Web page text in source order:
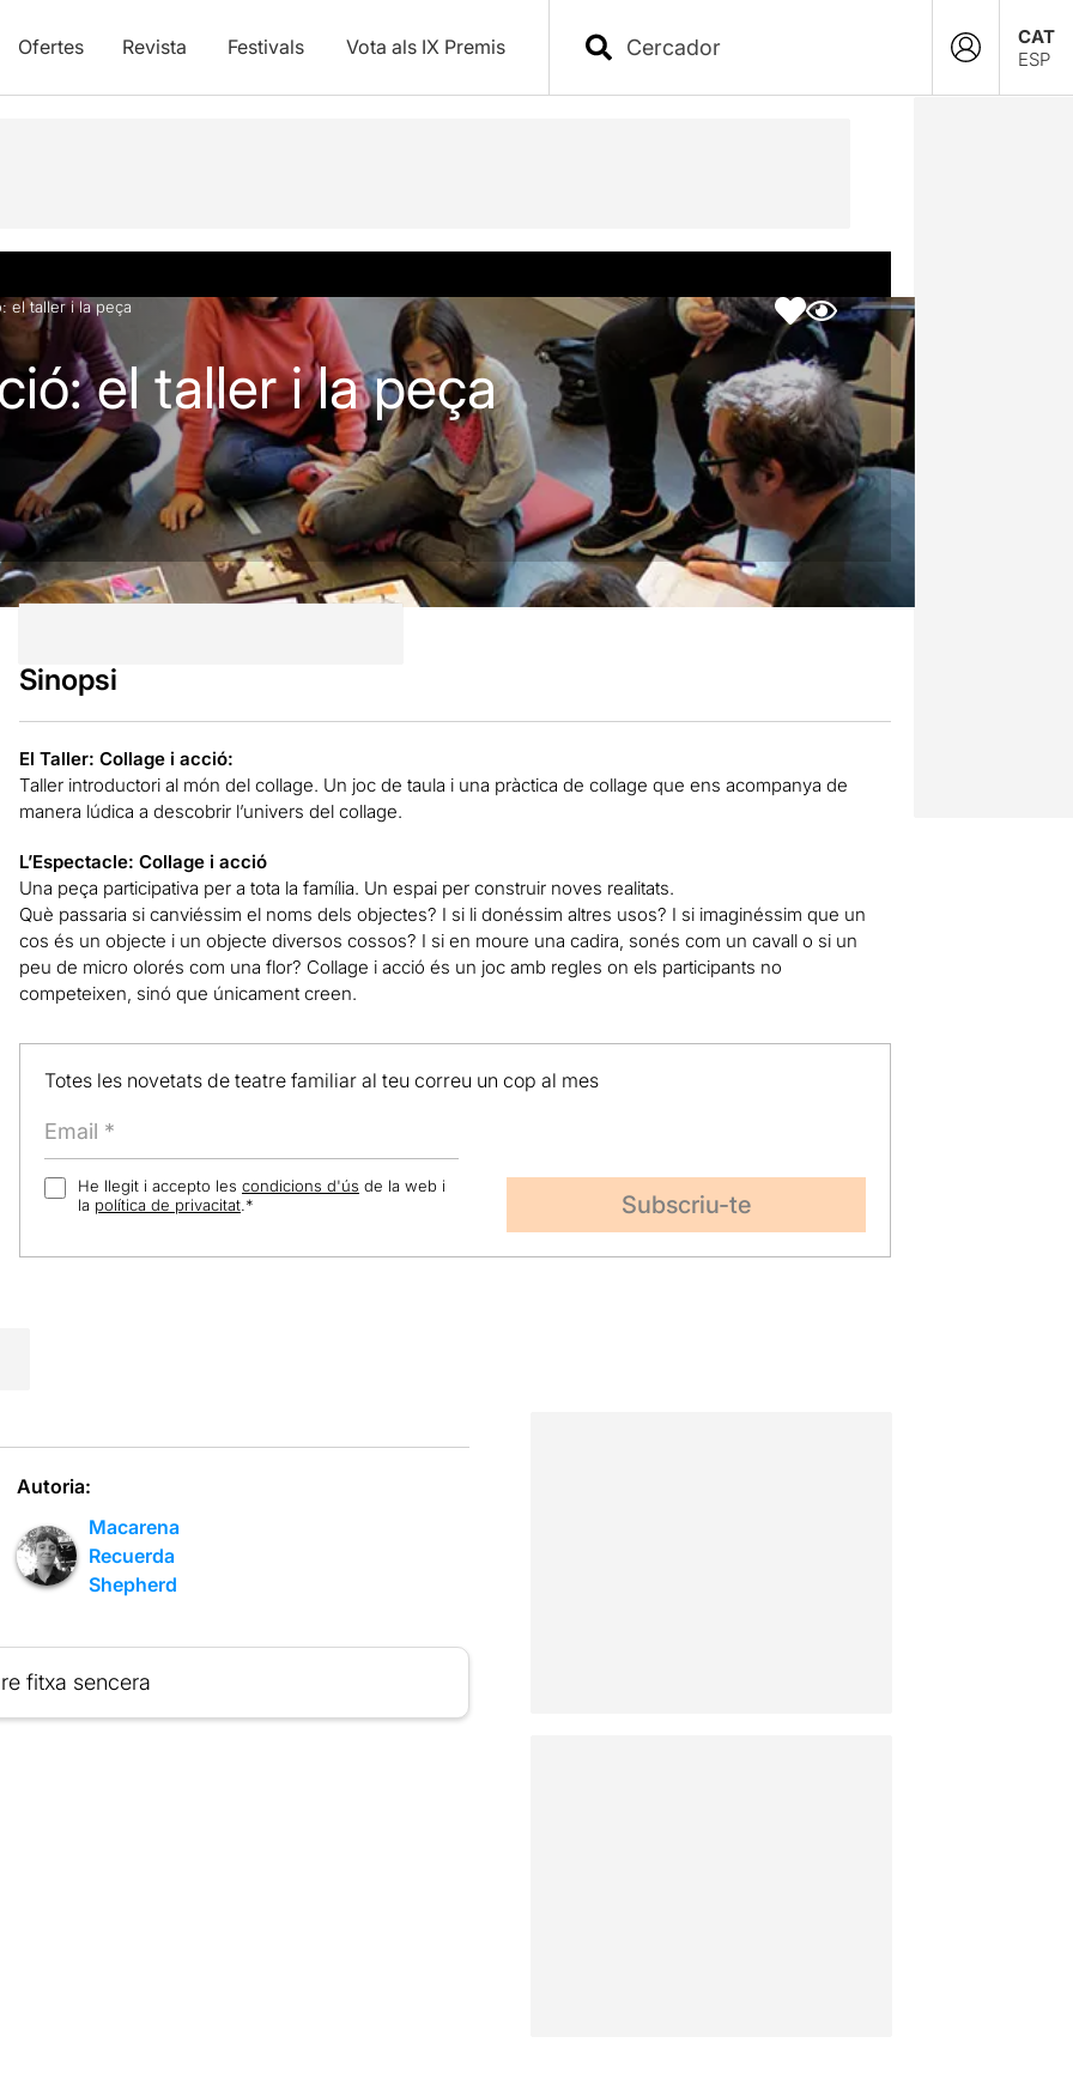
Ofertes Revista Festivals Vota als IX Premis
CAT
ESP
el taller i la peça
el taller i la peça
Sinopsi
El Taller: Collage i acció:
Taller introductori al món del collage. Un joc de taula i una pràctica de collage que ens acompanya de
manera lúdica a descobrir l’univers del collage.
L’Espectacle: Collage i acció
Una peça participativa per a tota la família. Un espai per construir noves realitats.
Què passaria si canviéssim el noms dels objectes? I si li donéssim altres usos? I si imaginéssim que un
cos és un objecte i un objecte diversos cossos? I si en moure una cadira, sonés com un cavall o si un
peu de micro olorés com una flor? Collage i acció és un joc amb regles on els participants no
competeixen, sinó que únicament creen.
Totes les novetats de teatre familiar al teu correu un cop al mes
He llegit i accepto les condicions d'ús de la web i
la política de privacitat.*
Autoria:
Macarena
Recuerda
Shepherd
fitxa sencera